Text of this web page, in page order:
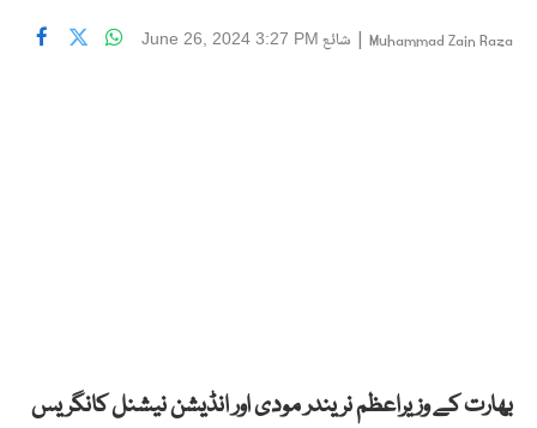
Muhammad Zain Raza
| شائع June 26, 2024 3:27 PM
بھارت کے وزیراعظم نریندر مودی اور انڈیشن نیشنل کانگریس